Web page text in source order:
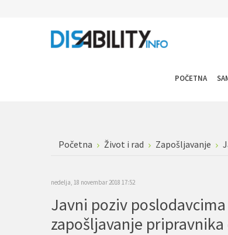
POČETNA
Početna Život i rad Zapošljavanje
nedelja, 18 novembar 2018 17:52
Javni poziv
zapošljavanje